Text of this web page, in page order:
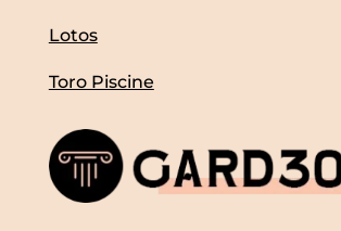
Lotos
Toro Piscine